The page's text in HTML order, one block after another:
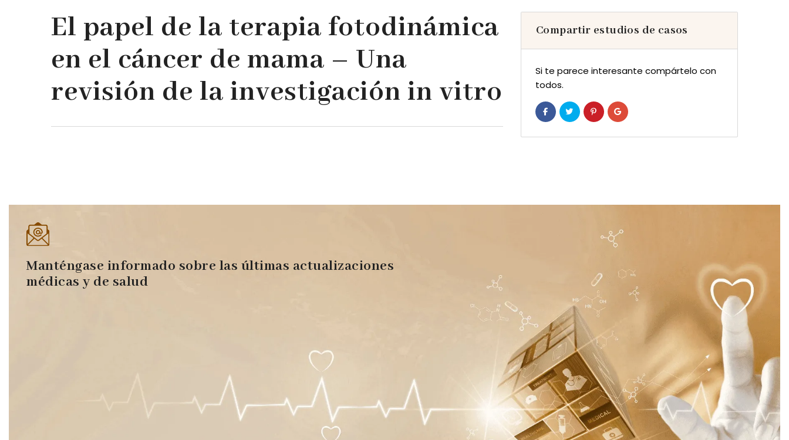
El papel de la terapia fotodinámica
en el cáncer de mama – Una
revisión de la investigación in vitro
Compartir estudios de casos
Si te parece interesante compártelo con
todos.
Manténgase informado sobre las últimas actualizaciones
médicas y de salud